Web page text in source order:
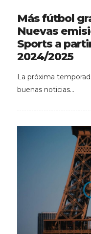
Más fútbol
Nuevas
Sports a
2024/2025
La próxima
buenas noticias…